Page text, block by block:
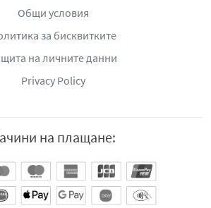
Общи условия
за бисквитките
на личните данни
Privacy Policy
на плащане: